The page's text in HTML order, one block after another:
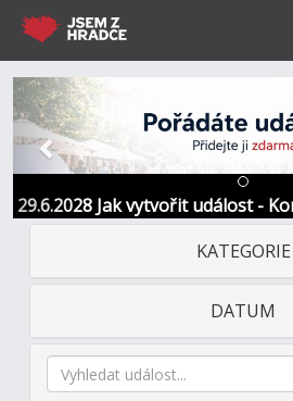
29.6.2028 Jak vytvořit událost -
Předchozí
KATEGORIE
DATUM